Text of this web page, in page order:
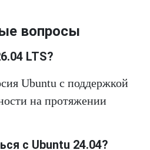
вопросы
LTS?
Ubuntu с поддержкой
на протяжении
с Ubuntu 24.04?